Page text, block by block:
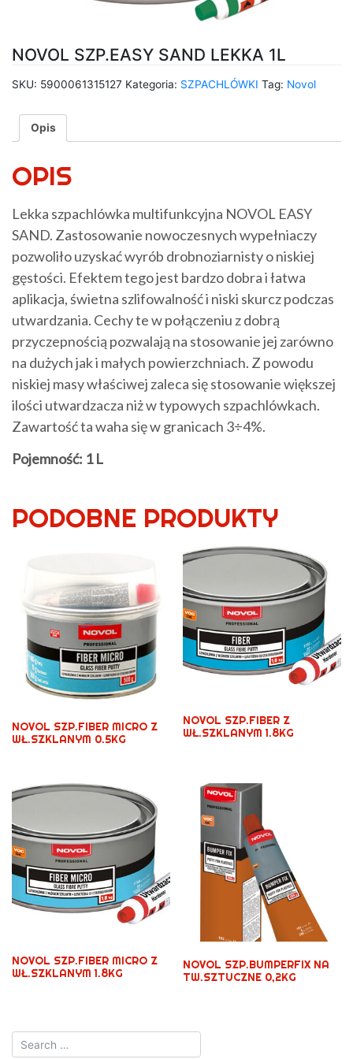
NOVOL SZP.EASY SAND LEKKA 1L
SKU: 5900061315127 Kategoria: SZPACHLÓWKI Tag: Novol
Opis
OPIS
Lekka szpachlówka multifunkcyjna NOVOL EASY
SAND. Zastosowanie nowoczesnych wypełniaczy
pozwoliło uzyskać wyrób drobnoziarnisty o niskiej
gęstości. Efektem tego jest bardzo dobra i łatwa
aplikacja, świetna szlifowalność i niski skurcz podczas
utwardzania. Cechy te w połączeniu z dobrą
przyczepnością pozwalają na stosowanie jej zarówno
na dużych jak i małych powierzchniach. Z powodu
niskiej masy właściwej zaleca się stosowanie większej
ilości utwardzacza niż w typowych szpachlówkach.
Zawartość ta waha się w granicach 3÷4%.
Pojemność: 1 L
PODOBNE PRODUKTY
NOVOL SZP.FIBER MICRO Z
WŁ.SZKLANYM 0.5KG
NOVOL SZP.FIBER Z
WŁ.SZKLANYM 1.8KG
NOVOL SZP.FIBER MICRO Z
WŁ.SZKLANYM 1.8KG
NOVOL SZP.BUMPERFIX NA
TW.SZTUCZNE 0,2KG